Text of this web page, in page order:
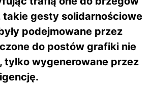
takie gesty solidarnościowe
podejmowane przez
do postów grafiki nie
tylko wygenerowane przez